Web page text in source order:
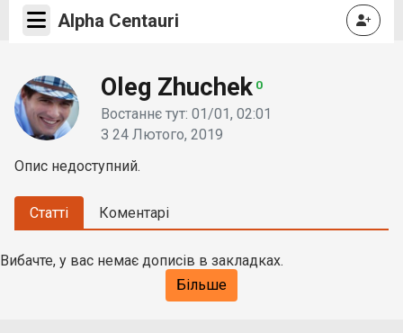
Alpha Centauri
Oleg Zhuchek 0
Востаннє тут: 01/01, 02:01
З 24 Лютого, 2019
Опис недоступний.
Статті Коментарі
Вибачте, у вас немає дописів в закладках.
Більше